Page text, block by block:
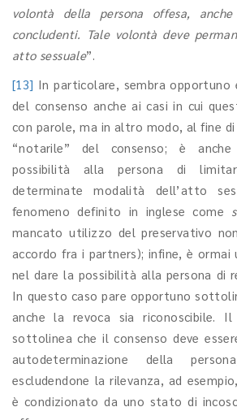
volontà della persona offesa,
concludenti. Tale volontà deve
atto sessuale”.
[13] In particolare, sembra opportuno
del consenso anche ai casi in cui
con parole, ma in altro modo, al fine
“notarile” del consenso; è
possibilità alla persona di
determinate modalità dell’atto
fenomeno definito in inglese come
mancato utilizzo del preservativo
accordo fra i partners); infine, è ormai
nel dare la possibilità alla persona di
In questo caso pare opportuno
anche la revoca sia riconoscibile. Il
sottolinea che il consenso deve
autodeterminazione della
escludendone la rilevanza, ad
è condizionato da uno stato di